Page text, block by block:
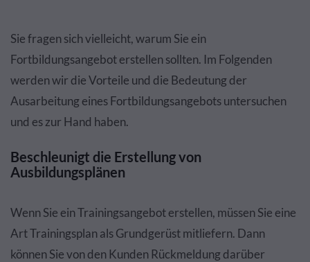
Sie fragen sich vielleicht, warum Sie ein
Fortbildungsangebot erstellen sollten. Im Folgenden
werden wir die Vorteile und die Bedeutung der
Ausarbeitung eines Fortbildungsangebots untersuchen
und es zur Hand haben.
Beschleunigt die Erstellung von
Ausbildungsplänen
Wenn Sie ein Trainingsangebot erstellen, müssen Sie eine
Art Trainingsplan als Grundgerüst mitliefern. Dann
können Sie von den Kunden Rückmeldung darüber